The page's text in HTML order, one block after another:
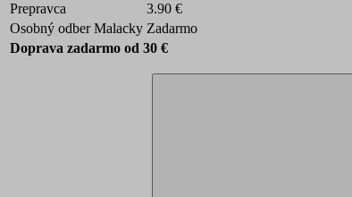
Prepravca
3.90 €
Osobný odber Malacky Zadarmo
Doprava zadarmo od 30 €